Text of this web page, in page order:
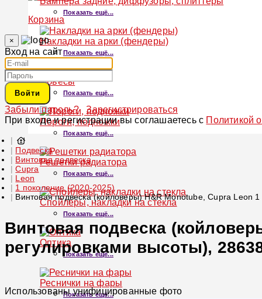
Показать ещё...
Накладки на арки (фендеры)
Показать ещё...
Обвесы
Показать ещё...
Пороги, подножки
Показать ещё...
Решетки радиатора
Показать ещё...
Спойлеры, накладки на стекла
Показать ещё...
Оптика
Показать ещё...
Реснички на фары
Показать ещё...
Корзина
×
Вход на сайт
Войти
Забыли пароль?
Зарегистрироваться
При входе и регистрации вы соглашаетесь с Политикой
Подвеска
Винтовая подвеска
Cupra
Leon
1 поколение (2020-2025)
Винтовая подвеска (койловеры) H&R Monotube, Cupra Leon
Винтовая подвеска
регулировками высоты),
Использованы унифицированные фото